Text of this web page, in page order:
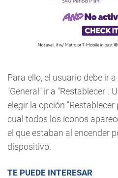
Para ello, el usuario debe ir
"General" ir a "Restablecer".
elegir la opción
cual todos los íconos
el que estaban al encender
dispositivo.
TE PUEDE INTERESAR